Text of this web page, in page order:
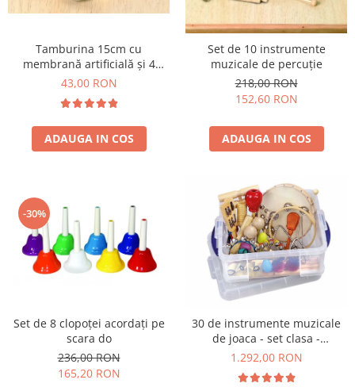
Biciclete si Triciclete
Biciclete
Biciclete VIKING
Biciclete Viking Challange
Biciclete Viking Explorer
Camere Senzoriale
Amenajări camere senzoriale
Echipamente camere senzoriale
Oferte pentru Camere Senzoriale
Cuburi și cărămizi
Instrumente muzicale
Jucarii de constructii
Tamburina 15cm cu
membrană artificială și 4
perechi de zurgălăi
43,00 RON
ADAUGA IN COS
Set de 10 instrumente
muzicale de percuție
218,00 RON
152,60 RON
ADAUGA IN COS
-30%
Set de 8 clopoței acordați pe
scara do
236,00 RON
165,20 RON
30 de instrumente muzicale
de joaca - set clasa -
ritmicitate
1.292,00 RON